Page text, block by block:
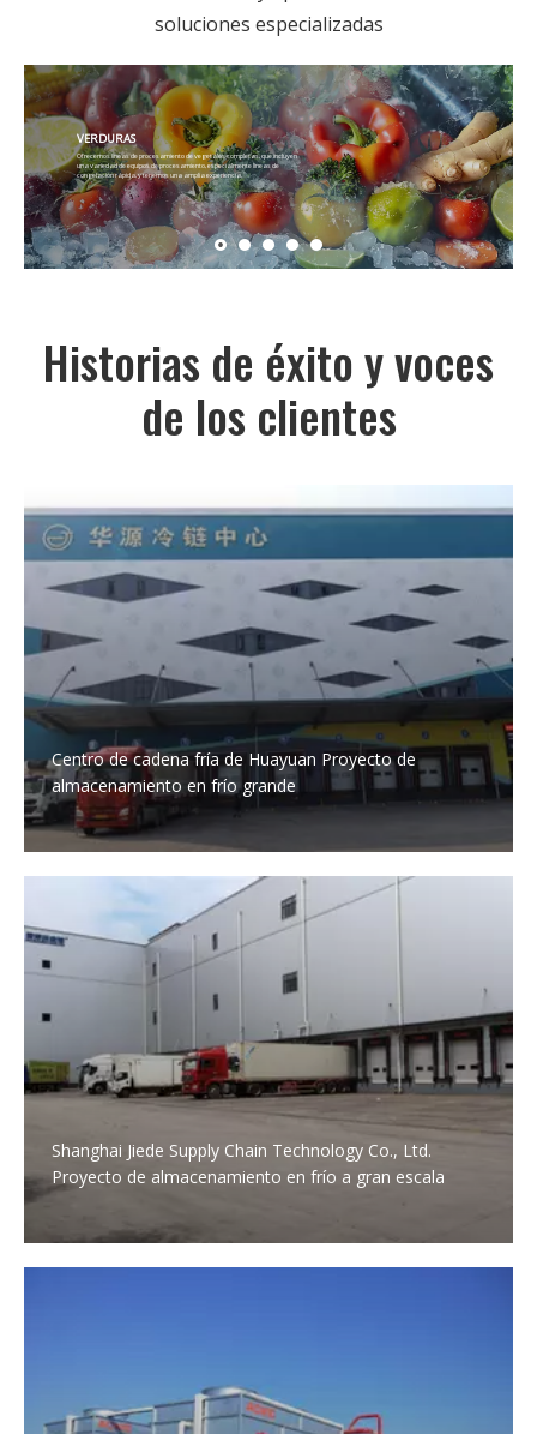
soluciones especializadas
VERDURAS
Ofrecemos líneas de procesamiento de vegetales completas, que incluyen
una variedad de equipos de procesamiento, especialmente líneas de
congelación rápida, y tenemos una amplia experiencia.
Historias de éxito y voces
de los clientes
Centro de cadena fría de Huayuan Proyecto de
almacenamiento en frío grande
Shanghai Jiede Supply Chain Technology Co., Ltd.
Proyecto de almacenamiento en frío a gran escala